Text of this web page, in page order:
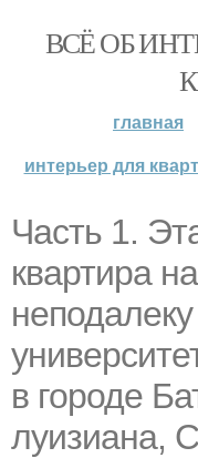
ВСЁ ОБ
главная
интерьер для
Часть 1.
квартира
в городе
луизиана,